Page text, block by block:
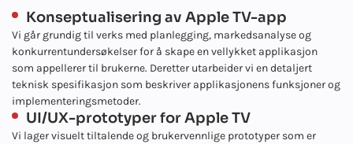
Konseptualisering av Apple TV-app
Vi går grundig til verks med planlegging, markedsanalyse og
konkurrentundersøkelser for å skape en vellykket applikasjon
som appellerer til brukerne. Deretter utarbeider vi en detaljert
teknisk spesifikasjon som beskriver applikasjonens funksjoner og
implementeringsmetoder.
UI/UX-prototyper for Apple TV
Vi lager visuelt tiltalende og brukervennlige prototyper som er